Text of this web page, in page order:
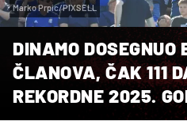
Marko Prpic/PIXSELL
DINAMO
ČLANOVA, ČAK 111
REKORDNE 2025.